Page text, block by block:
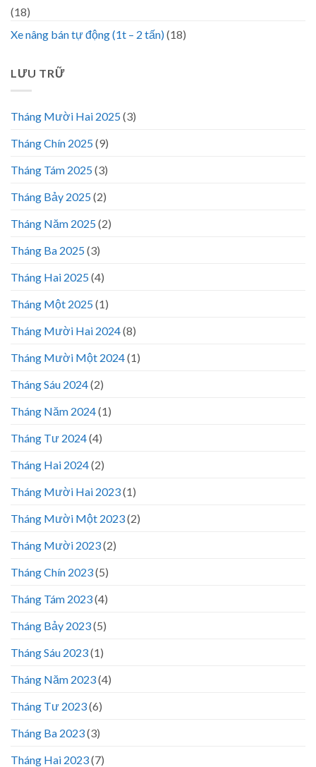
(18)
Xe nâng bán tự động (1t – 2 tấn)(18)
LƯU TRỮ
Tháng Mười Hai 2025(3)
Tháng Chín 2025(9)
Tháng Tám 2025(3)
Tháng Bảy 2025(2)
Tháng Năm 2025(2)
Tháng Ba 2025(3)
Tháng Hai 2025(4)
Tháng Một 2025(1)
Tháng Mười Hai 2024(8)
Tháng Mười Một 2024(1)
Tháng Sáu 2024(2)
Tháng Năm 2024(1)
Tháng Tư 2024(4)
Tháng Hai 2024(2)
Tháng Mười Hai 2023(1)
Tháng Mười Một 2023(2)
Tháng Mười 2023(2)
Tháng Chín 2023(5)
Tháng Tám 2023(4)
Tháng Bảy 2023(5)
Tháng Sáu 2023(1)
Tháng Năm 2023(4)
Tháng Tư 2023(6)
Tháng Ba 2023(3)
Tháng Hai 2023(7)